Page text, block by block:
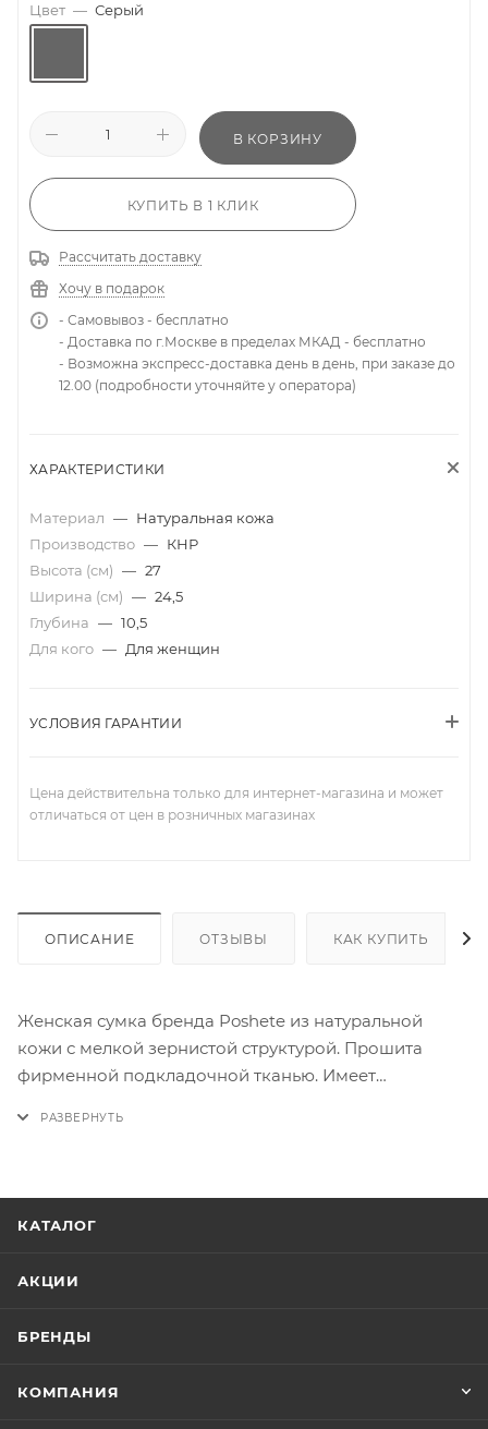
Цвет — Серый
В КОРЗИНУ
КУПИТЬ В 1 КЛИК
Рассчитать доставку
Хочу в подарок
- Самовывоз - бесплатно
- Доставка по г.Москве в пределах МКАД - бесплатно
- Возможна экспресс-доставка день в день, при заказе до
12.00 (подробности уточняйте у оператора)
ХАРАКТЕРИСТИКИ
Материал — Натуральная кожа
Производство — КНР
Высота (см) — 27
Ширина (см) — 24,5
Глубина — 10,5
Для кого — Для женщин
УСЛОВИЯ ГАРАНТИИ
Цена действительна только для интернет-магазина и может
отличаться от цен в розничных магазинах
ОПИСАНИЕ ОТЗЫВЫ КАК КУПИТЬ
Женская сумка бренда Poshete из натуральной
кожи с мелкой зернистой структурой. Прошита
фирменной подкладочной тканью. Имеет
КАТАЛОГ
АКЦИИ
БРЕНДЫ
КОМПАНИЯ